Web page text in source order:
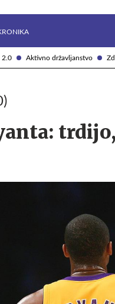
2.0 Aktivno državljanstvo